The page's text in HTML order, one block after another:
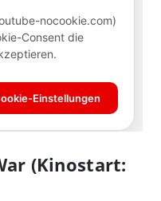
(Kinostart: